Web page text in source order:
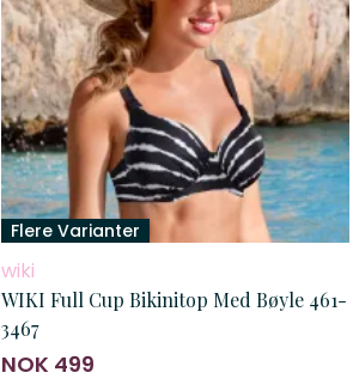
Flere Varianter
wiki
WIKI Full Cup Bikinitop Med Bøyle 461-
3467
NOK 499